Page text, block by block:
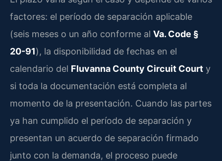
factores: el período de separación aplicable
(seis meses o un año conforme al Va. Code §
20-91), la disponibilidad de fechas en el
calendario del Fluvanna County Circuit Court y
si toda la documentación está completa al
momento de la presentación. Cuando las partes
ya han cumplido el período de separación y
presentan un acuerdo de separación firmado
junto con la demanda, el proceso puede